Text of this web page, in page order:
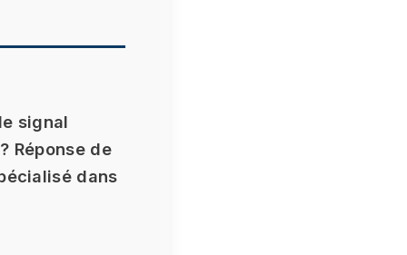
signal
Réponse de
dans